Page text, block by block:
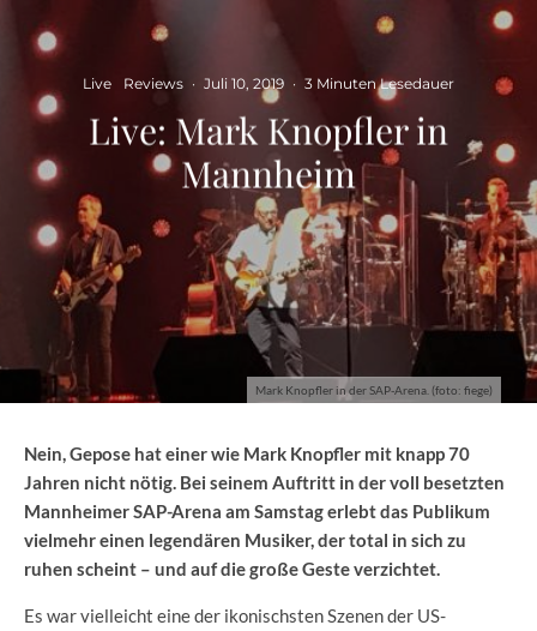
Mark Knopfler in der SAP-Arena. (foto: fiege)
Live Reviews · Juli 10, 2019 · 3 Minuten Lesedauer
Live: Mark Knopfler in
Mannheim
Nein, Gepose hat einer wie Mark Knopfler mit knapp 70
Jahren nicht nötig. Bei seinem Auftritt in der voll besetzten
Mannheimer SAP-Arena am Samstag erlebt das Publikum
vielmehr einen legendären Musiker, der total in sich zu
ruhen scheint – und auf die große Geste verzichtet.
Es war vielleicht eine der ikonischsten Szenen der US-